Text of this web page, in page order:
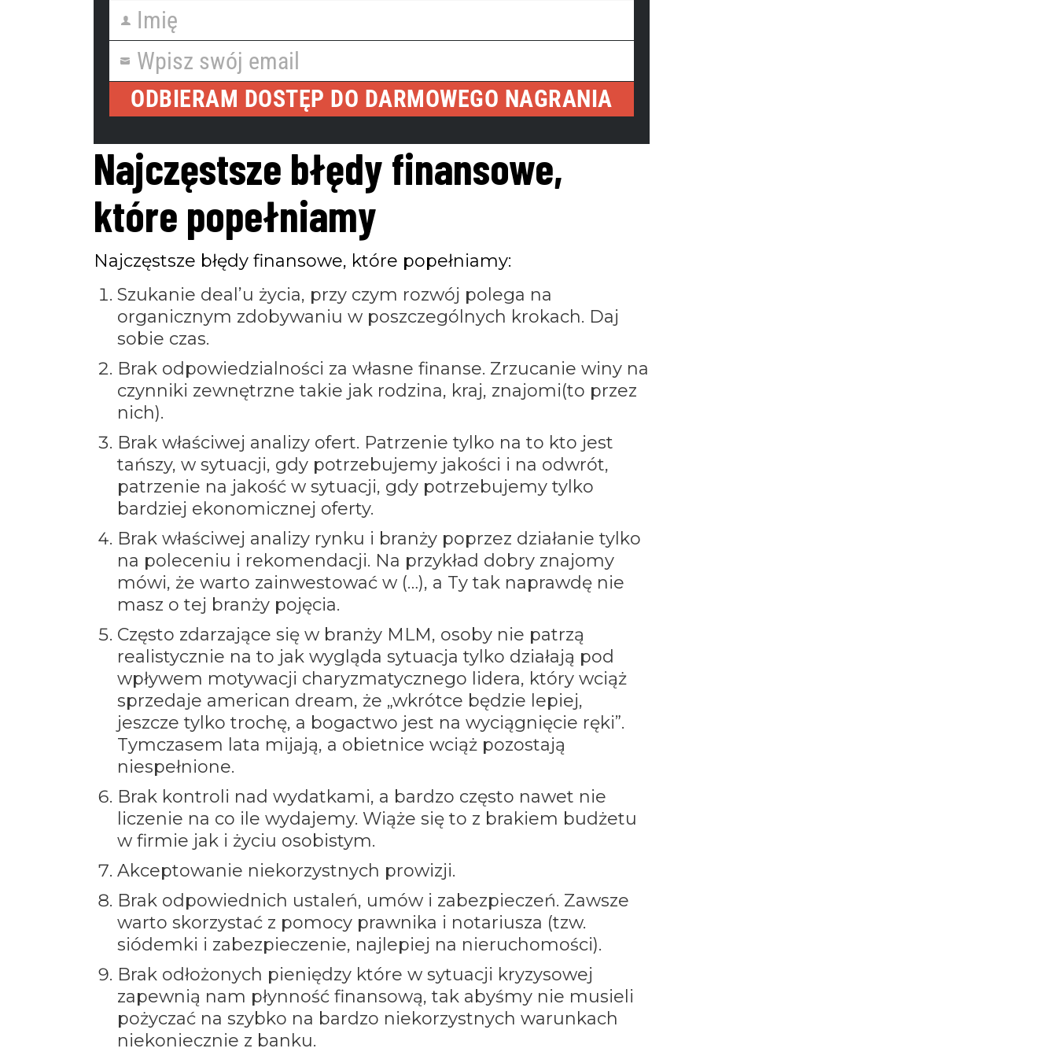
First
Name
Imię
Your
email
Wpisz swój email
ODBIERAM DOSTĘP DO DARMOWEGO NAGRANIA
Najczęstsze błędy finansowe,
które popełniamy
Najczęstsze błędy finansowe, które popełniamy:
Szukanie deal’u życia, przy czym rozwój polega na
organicznym zdobywaniu w poszczególnych krokach. Daj
sobie czas.
Brak odpowiedzialności za własne finanse. Zrzucanie winy na
czynniki zewnętrzne takie jak rodzina, kraj, znajomi(to przez
nich).
Brak właściwej analizy ofert. Patrzenie tylko na to kto jest
tańszy, w sytuacji, gdy potrzebujemy jakości i na odwrót,
patrzenie na jakość w sytuacji, gdy potrzebujemy tylko
bardziej ekonomicznej oferty.
Brak właściwej analizy rynku i branży poprzez działanie tylko
na poleceniu i rekomendacji. Na przykład dobry znajomy
mówi, że warto zainwestować w (…), a Ty tak naprawdę nie
masz o tej branży pojęcia.
Często zdarzające się w branży MLM, osoby nie patrzą
realistycznie na to jak wygląda sytuacja tylko działają pod
wpływem motywacji charyzmatycznego lidera, który wciąż
sprzedaje american dream, że „wkrótce będzie lepiej,
jeszcze tylko trochę, a bogactwo jest na wyciągnięcie ręki”.
Tymczasem lata mijają, a obietnice wciąż pozostają
niespełnione.
Brak kontroli nad wydatkami, a bardzo często nawet nie
liczenie na co ile wydajemy. Wiąże się to z brakiem budżetu
w firmie jak i życiu osobistym.
Akceptowanie niekorzystnych prowizji.
Brak odpowiednich ustaleń, umów i zabezpieczeń. Zawsze
warto skorzystać z pomocy prawnika i notariusza (tzw.
siódemki i zabezpieczenie, najlepiej na nieruchomości).
Brak odłożonych pieniędzy które w sytuacji kryzysowej
zapewnią nam płynność finansową, tak abyśmy nie musieli
pożyczać na szybko na bardzo niekorzystnych warunkach
niekoniecznie z banku.
First
Name
Imię
Wpisz swój email
WYŚLIJ